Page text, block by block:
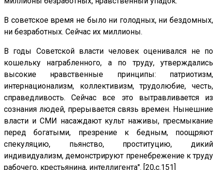
В советское время не было ни голодных, ни бездомных,
ни безработных. Сейчас их миллионы.
В годы Советской власти человек оценивался не по
кошельку награбленного, а по труду, утверждались
высокие нравственные принципы: патриотизм,
интернационализм, коллективизм, трудолюбие, честь,
справедливость. Сейчас все это вытравливается из
сознания людей, прерывается связь времен. Нынешние
власти и СМИ насаждают культ наживы, пресмыкание
перед богатыми, презрение к бедным, поощряют
спекуляцию, пьянство, проституцию, дикий
индивидуализм, демонстрируют пренебрежение к труду
рабочего, крестьянина, интеллигента". [20,с.151]